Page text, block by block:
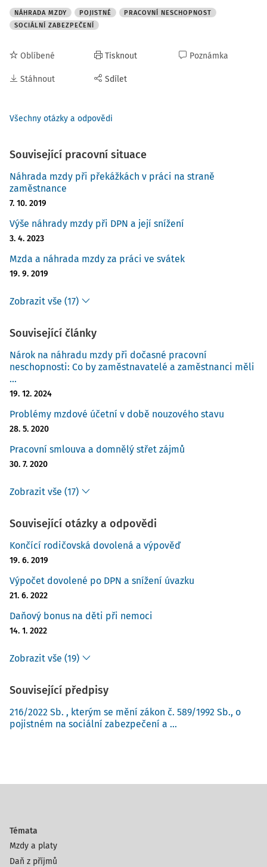
NÁHRADA MZDY POJISTNÉ
PRACOVNÍ NESCHOPNOST
SOCIÁLNÍ ZABEZPEČENÍ
Oblíbené
Stáhnout
Tisknout
Sdílet
Poznámka
Všechny otázky a odpovědi
Související pracovní situace
Náhrada mzdy při překážkách v práci na straně
zaměstnance
7. 10. 2019
Výše náhrady mzdy při DPN a její snížení
3. 4. 2023
Mzda a náhrada mzdy za práci ve svátek
19. 9. 2019
Zobrazit vše (17)
Související články
Nárok na náhradu mzdy při dočasné pracovní
neschopnosti: Co by zaměstnavatelé a zaměstnanci měli
...
19. 12. 2024
Problémy mzdové účetní v době nouzového stavu
28. 5. 2020
Pracovní smlouva a domnělý střet zájmů
30. 7. 2020
Zobrazit vše (17)
Související otázky a odpovědi
Končící rodičovská dovolená a výpověď
19. 6. 2019
Výpočet dovolené po DPN a snížení úvazku
21. 6. 2022
Daňový bonus na děti při nemoci
14. 1. 2022
Zobrazit vše (19)
Související předpisy
216/2022 Sb. , kterým se mění zákon č. 589/1992 Sb., o
pojistném na sociální zabezpečení a ...
Témata
Mzdy a platy
Daň z příjmů